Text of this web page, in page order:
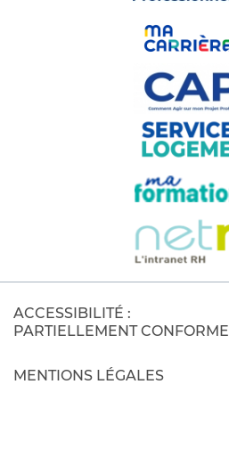
ACCESSIBILITÉ :
PARTIELLEMENT CONFORME
MENTIONS LÉGALES